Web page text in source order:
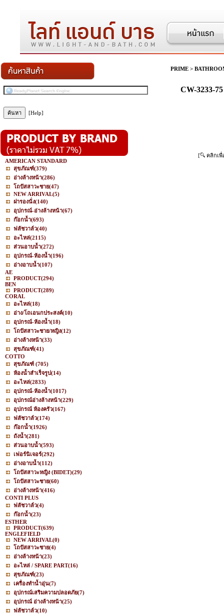
[Help]
AMERICAN STANDARD
สุขภัณฑ์(379)
อ่างล้างหน้า(286)
โถปัสสาวะชาย(47)
NEW ARRIVAL(5)
ฝารองนั่ง(140)
อุปกรณ์-อ่างล้างหน้า(67)
ก๊อกน้ำ(693)
ฟลัชวาล์ว(40)
อะไหล่(2115)
ส่วนอาบน้ำ(272)
อุปกรณ์-ห้องน้ำ(196)
อ่างอาบน้ำ(107)
AE
PRODUCT(294)
BEN
PRODUCT(289)
CORAL
อะไหล่(18)
อ่าง/โถเอนกประสงค์(10)
อุปกรณ์-ห้องน้ำ(18)
โถปัสสาวะชาย/หญิง(12)
อ่างล้างหน้า(33)
สุขภัณฑ์(41)
COTTO
สุขภัณฑ์ (705)
ห้องน้ำสำเร็จรูป(14)
อะไหล่(2833)
อุปกรณ์-ห้องน้ำ(1017)
อุปกรณ์อ่างล้างหน้า(229)
อุปกรณ์ ห้องครัว(167)
ฟลัชวาล์ว(174)
ก๊อกน้ำ(1926)
ถังน้ำ(281)
ส่วนอาบน้ำ(593)
เฟอร์นิเจอร์(292)
อ่างอาบน้ำ(112)
โถปัสสาวะหญิง (BIDET)(29)
โถปัสสาวะชาย(60)
อ่างล้างหน้า(416)
CONTI PLUS
ฟลัชวาล์ว(4)
ก๊อกน้ำ(23)
ESTHER
PRODUCT(639)
ENGLEFIELD
NEW ARRIVAL(0)
โถปัสสาวะชาย(4)
อ่างล้างหน้า(23)
อะไหล่ / SPARE PART(16)
สุขภัณฑ์(23)
เครื่องทำน้ำอุ่น(7)
อุปกรณ์เสริมความปลอดภัย(7)
อุปกรณ์ อ่างล้างหน้า(25)
ฟลัชวาล์ว(10)
PRIME >
CW-3233-
[ คลิกเพื่